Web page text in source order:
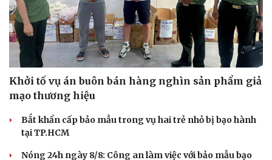
Khởi tố vụ án buôn bán hàng nghìn sản phẩm giả
mạo thương hiệu
Bắt khẩn cấp bảo mẫu trong vụ hai trẻ nhỏ bị bạo hành
tại TP.HCM
Nóng 24h ngày 8/8: Công an làm việc với bảo mẫu bạo